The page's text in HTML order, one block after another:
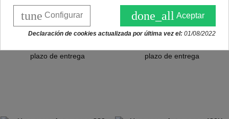
Husqvarna Automower 420
plazo de entrega
Husqvarna Automower 415X
plazo de entrega
done_all Aceptar
tune Configurar
Declaración de cookies actualizada por última vez el: 01/08/2022